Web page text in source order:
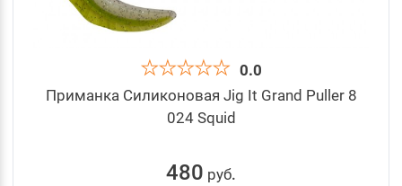
0.0
Приманка Силиконовая Jig It Grand Puller 8
024 Squid
480 руб.